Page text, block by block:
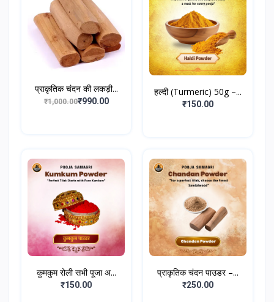
प्राकृतिक चंदन की लकड़ी...
₹1,000.00₹990.00
हल्दी (Turmeric) 50g –...
₹150.00
कुमकुम रोली सभी पूजा अ...
₹150.00
प्राकृतिक चंदन पाउडर –...
₹250.00